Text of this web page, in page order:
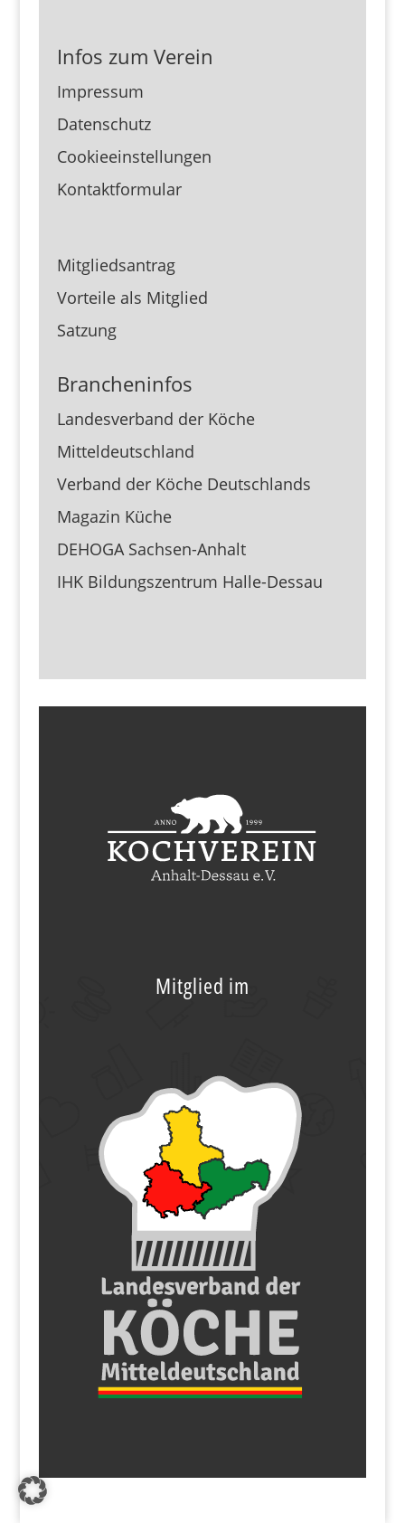
Infos zum Verein
Impressum
Datenschutz
Cookieeinstellungen
Kontaktformular
Mitgliedsantrag
Vorteile als Mitglied
Satzung
Brancheninfos
Landesverband der Köche
Mitteldeutschland
Verband der Köche Deutschlands
Magazin Küche
DEHOGA Sachsen-Anhalt
IHK Bildungszentrum Halle-Dessau
Mitglied im